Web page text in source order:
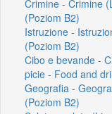
Crimine - Crimine
(Poziom B2)
Istruzione -
(Poziom B2)
Cibo e bevande -
picie - Food and
Geografia -
(Poziom B2)